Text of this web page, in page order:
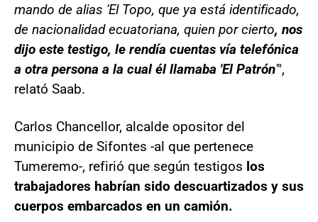
mando de alias 'El Topo, que ya está identificado,
de nacionalidad ecuatoriana, quien por cierto, nos
dijo este testigo, le rendía cuentas vía telefónica
a otra persona a la cual él llamaba 'El Patrón'",
relató Saab.
Carlos Chancellor, alcalde opositor del
municipio de Sifontes -al que pertenece
Tumeremo-, refirió que según testigos los
trabajadores habrían sido descuartizados y sus
cuerpos embarcados en un camión.